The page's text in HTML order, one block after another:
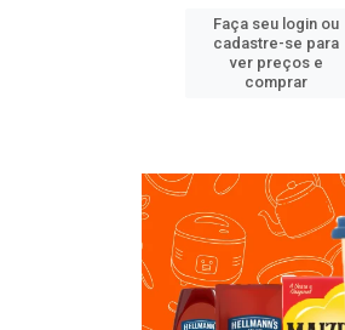
Faça seu login ou
cadastre-se para
ver preços e
comprar